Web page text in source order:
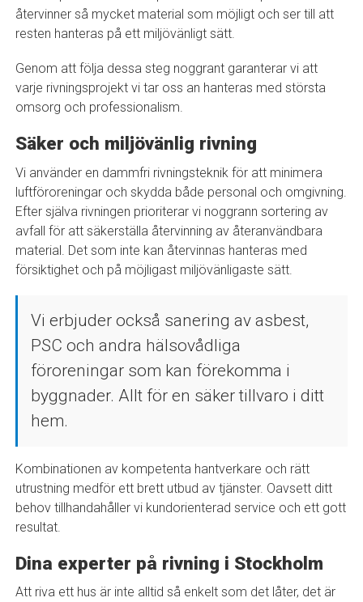
återvinner så mycket material som möjligt och ser till att
resten hanteras på ett miljövänligt sätt.
Genom att följa dessa steg noggrant garanterar vi att
varje rivningsprojekt vi tar oss an hanteras med största
omsorg och professionalism.
Säker och miljövänlig rivning
Vi använder en dammfri rivningsteknik för att minimera
luftföroreningar och skydda både personal och omgivning.
Efter själva rivningen prioriterar vi noggrann sortering av
avfall för att säkerställa återvinning av återanvändbara
material. Det som inte kan återvinnas hanteras med
försiktighet och på möjligast miljövänligaste sätt.
Vi erbjuder också sanering av asbest,
PSC och andra hälsovådliga
föroreningar som kan förekomma i
byggnader. Allt för en säker tillvaro i ditt
hem.
Kombinationen av kompetenta hantverkare och rätt
utrustning medför ett brett utbud av tjänster. Oavsett ditt
behov tillhandahåller vi kundorienterad service och ett gott
resultat.
Dina experter på rivning i Stockholm
Att riva ett hus är inte alltid så enkelt som det låter, det är